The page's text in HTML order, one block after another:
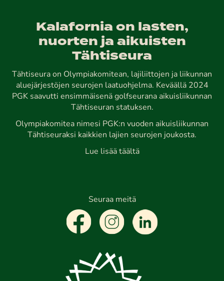
Kalafornia on lasten,
nuorten ja aikuisten
Tähtiseura
Tähtiseura on Olympiakomitean, lajiliittojen ja liikunnan
aluejärjestöjen seurojen laatuohjelma. Keväällä 2024
PGK saavutti ensimmäisenä golfseurana aikuisliikunnan
Tähtiseuran statuksen.
Olympiakomitea nimesi PGK:n vuoden aikuisliikunnan
Tähtiseuraksi kaikkien lajien seurojen joukosta.
Lue lisää täältä
Seuraa meitä